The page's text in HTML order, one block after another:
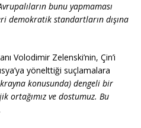
bunu yapmaması
demokratik standartların dışına
Volodimir Zelenski’nin, Çin’i
yönelttiği suçlamalara
konusunda) dengeli bir
ortağımız ve dostumuz. Bu